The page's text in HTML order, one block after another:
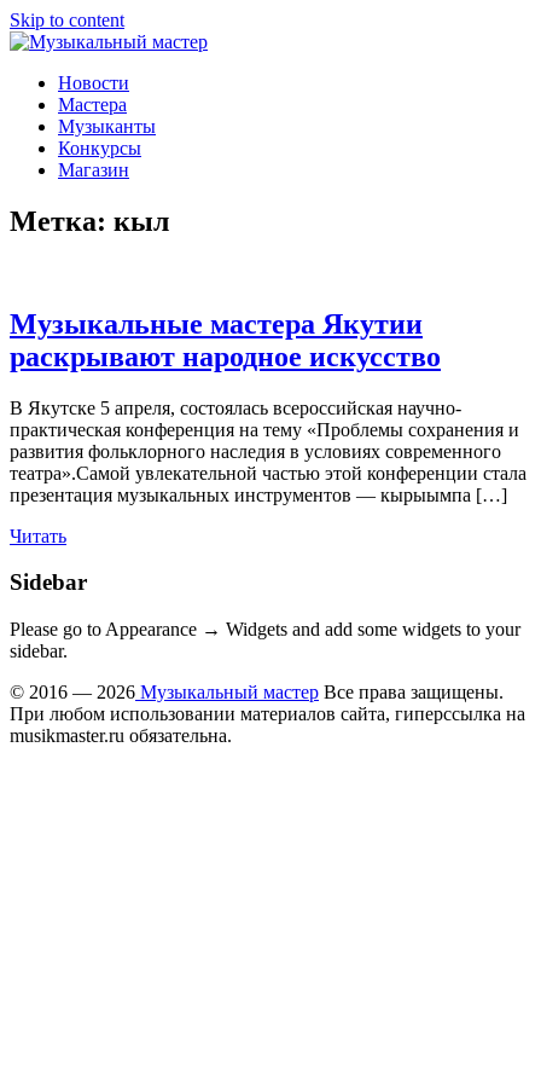
Skip to content
Музыкальный мастер
О мастерах музыкальных инструментов и музыкантах
Новости
Мастера
Музыканты
Конкурсы
Магазин
Метка: кыл
Музыкальные мастера Якутии
раскрывают народное искусство
В Якутске 5 апреля, состоялась всероссийская научно-
практическая конференция на тему «Проблемы сохранения и
развития фольклорного наследия в условиях современного
театра».Самой увлекательной частью этой конференции стала
презентация музыкальных инструментов — кырыымпа […]
Читать
Sidebar
Please go to Appearance → Widgets and add some widgets to your
sidebar.
© 2016 — 2026 Музыкальный мастер Все права защищены.
При любом использовании материалов сайта, гиперссылка на
musikmaster.ru обязательна.